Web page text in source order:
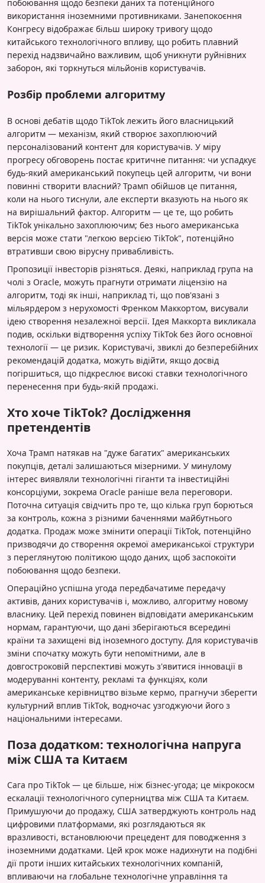
побоювання щодо безпеки даних та потенційного
використання іноземними противниками. Занепокоєння
Конгресу відображає більш широку тривогу щодо
китайського технологічного впливу, що робить плавний
перехід надзвичайно важливим, щоб уникнути руйнівних
заборон, які торкнуться мільйонів користувачів.
Розбір проблеми алгоритму
В основі дебатів щодо TikTok лежить його власницький
алгоритм — механізм, який створює захоплюючий
персоналізований контент для користувачів. У міру
прогресу обговорень постає критичне питання: чи успадкує
будь-який американський покупець цей алгоритм, чи вони
повинні створити власний? Трамп обійшов це питання,
коли на нього тиснули, але експерти вказують на нього як
на вирішальний фактор. Алгоритм — це те, що робить
TikTok унікально захоплюючим; без нього американська
версія може стати "легкою версією TikTok", потенційно
втративши свою вірусну привабливість.
Пропозиції інвесторів різняться. Деякі, наприклад група на
чолі з Oracle, можуть прагнути отримати ліцензію на
алгоритм, тоді як інші, наприклад ті, що пов'язані з
мільярдером з нерухомості Френком Маккортом, висували
ідею створення незалежної версії. Ідея Маккорта викликала
подив, оскільки відтворення успіху TikTok без його основної
технології — це ризик. Користувачі, звиклі до безперебійних
рекомендацій додатка, можуть відійти, якщо досвід
погіршиться, що підкреслює високі ставки технологічного
перенесення при будь-якій продажі.
Хто хоче TikTok? Дослідження
претендентів
Хоча Трамп натякав на "дуже багатих" американських
покупців, деталі залишаються мізерними. У минулому
інтерес виявляли технологічні гіганти та інвестиційні
консорціуми, зокрема Oracle раніше вела переговори.
Поточна ситуація свідчить про те, що кілька груп борються
за контроль, кожна з різними баченнями майбутнього
додатка. Продаж може змінити операції TikTok, потенційно
призводячи до створення окремої американської структури
з переглянутою політикою щодо даних, щоб заспокоїти
побоювання щодо безпеки.
Операційно успішна угода передбачатиме передачу
активів, даних користувачів і, можливо, алгоритму новому
власнику. Цей перехід повинен відповідати американським
нормам, гарантуючи, що дані зберігаються всередині
країни та захищені від іноземного доступу. Для користувачів
зміни спочатку можуть бути непомітними, але в
довгостроковій перспективі можуть з'явитися інновації в
модеруванні контенту, рекламі та функціях, коли
американське керівництво візьме кермо, прагнучи зберегти
культурний вплив TikTok, водночас узгоджуючи його з
національними інтересами.
Поза додатком: технологічна напруга
між США та Китаєм
Сага про TikTok — це більше, ніж бізнес-угода; це мікрокосм
ескалації технологічного суперництва між США та Китаєм.
Примушуючи до продажу, США затверджують контроль над
цифровими платформами, які розглядаються як
вразливості, встановлюючи прецедент для поводження з
іноземними додатками. Цей крок може надихнути на подібні
дії проти інших китайських технологічних компаній,
впливаючи на глобальне технологічне управління та